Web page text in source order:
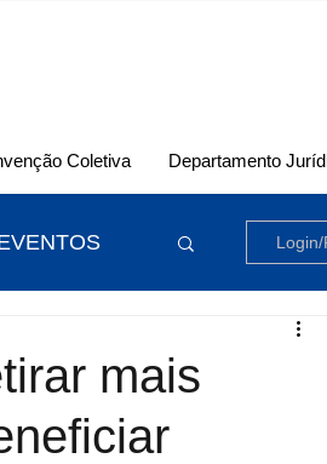
Coletiva Departamento
mais